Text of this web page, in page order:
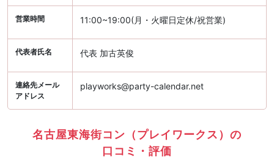
営業時間 11:00~19:00(月・火曜日定休/祝営業)
代表者氏名 代表 加古英俊
連絡先メール
アドレス
playworks@party-calendar.net
名古屋東海街コン（プレイワークス）の
口コミ・評価